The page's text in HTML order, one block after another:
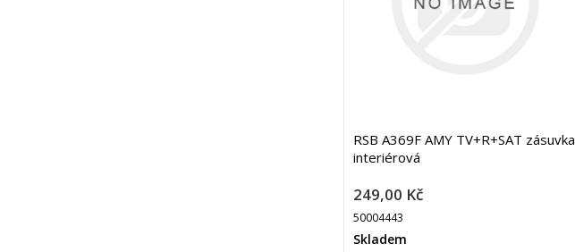
RSB A369F AMY TV+R+SAT zásuvka
interiérová
249,00 Kč
50004443
Skladem